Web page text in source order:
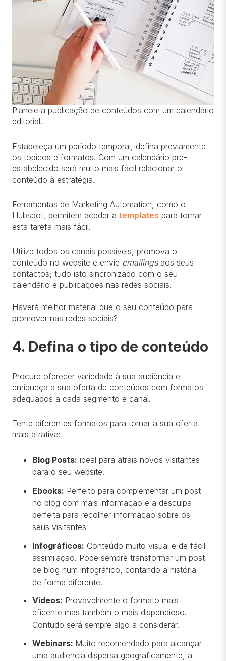
Planeie a publicação de conteúdos com um calendário
editorial.
Estabeleça um período temporal, defina previamente
os tópicos e formatos. Com um calendário pre-
estabelecido será muito mais fácil relacionar o
conteúdo à estratégia.
Ferramentas de Marketing Automation, como o
Hubspot, permitem aceder a templates para tornar
esta tarefa mais fácil.
Utilize todos os canais possíveis, promova o
conteúdo no website e envie emailingsaos seus
contactos; tudo isto sincronizado com o seu
calendário e publicações nas redes sociais.
Haverá melhor material que o seu conteúdo para
promover nas redes sociais?
4. Defina o tipo de conteúdo
Procure oferecer variedade à sua audiência e
enriqueça a sua oferta de conteúdos com formatos
adequados a cada segmento e canal.
Tente diferentes formatos para tornar a sua oferta
mais atrativa:
Blog Posts: ideal para atrais novos visitantes
para o seu website.
Ebooks: Perfeito para complementar um post
no blog com mais informação e a desculpa
perfeita para recolher informação sobre os
seus visitantes
Infográficos: Conteúdo muito visual e de fácil
assimilação. Pode sempre transformar um post
de blog num infográfico, contando a história
de forma diferente.
Videos: Provavelmente o formato mais
eficente mas também o mais dispendioso.
Contudo será sempre algo a considerar.
Webinars: Muito recomendado para alcançar
uma audiencia dispersa geograficamente, a